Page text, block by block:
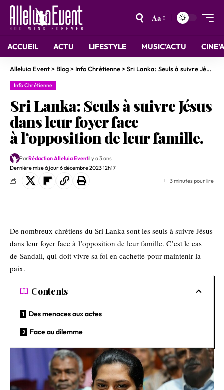
Aa
ACCUEIL ACTU LIFESTYLE MUSIC’ACTU
Alleluia Event> Blog> Info Chrétienne>Sri Lanka: Seuls à suivre Jésus dans leur foyer face à l’opposition de leur famille.
Info Chrétienne
Sri Lanka: Seuls à suivre Jésus
dans leur foyer face
à l’opposition de leur famille.
Dernière mise à jour 6 décembre 2023 12h17
ParRédaction Alleluia Eventil y a 3 ans
3 minutes pour lire
De nombreux chrétiens du Sri Lanka sont les seuls à suivre Jésus
dans leur foyer face à l’opposition de leur famille. C’est le cas
de Sandali, qui doit vivre sa foi en cachette pour maintenir la
paix.
Contents
Des menaces aux actes
Face au dilemme